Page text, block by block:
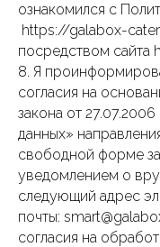
ознакомился с
https://galabox-
посредством
8. Я
согласия на
закона от
данных»
свободной форме
уведомлением о
следующий адрес
почты:
согласия на